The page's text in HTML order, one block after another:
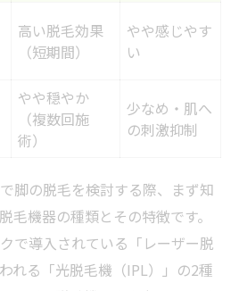
高い脱毛効果
（短期間）
やや感じやす
い
やや穏やか
（複数回施
術）
少なめ・肌へ
の刺激抑制
脚の脱毛を検討する際、まず知
毛機器の種類とその特徴です。
で導入されている「レーザー脱
れる「光脱毛機（IPL）」の2種